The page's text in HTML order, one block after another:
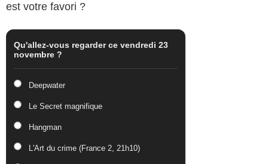
est votre favori ?
Qu'allez-vous regarder ce vendredi 23
novembre ?
Deepwater
Le Secret magnifique
Hangman
L'Art du crime (France 2, 21h10)